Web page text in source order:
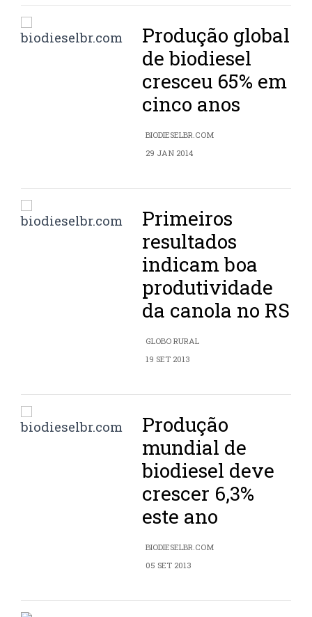
Produção global
de biodiesel
cresceu 65% em
cinco anos
BIODIESELBR.COM
29 JAN 2014
Primeiros
resultados
indicam boa
produtividade
da canola no RS
GLOBO RURAL
19 SET 2013
Produção
mundial de
biodiesel deve
crescer 6,3%
este ano
BIODIESELBR.COM
05 SET 2013